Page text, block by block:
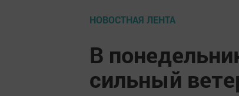
НОВОСТНАЯ ЛЕНТА
В
сильный